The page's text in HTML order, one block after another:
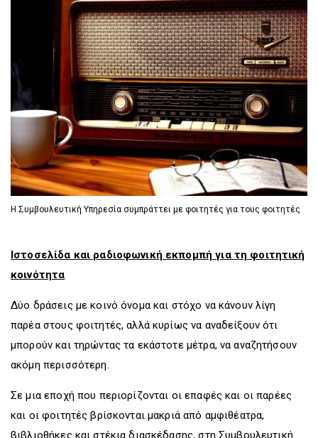
D
O
W
N
T
R
I
G
G
E
R
O
W
N
T
R
I
G
G
E
R
D
O
W
N
T
R
I
G
G
E
R
Η Συμβουλευτική Υπηρεσία συμπράττει με φοιτητές για τους φοιτητές
Ιστοσελίδα και ραδιοφωνική εκπομπή για τη φοιτητική
κοινότητα
Δύο δράσεις με κοινό όνομα και στόχο να κάνουν λίγη
παρέα στους φοιτητές, αλλά κυρίως να αναδείξουν ότι
μπορούν και τηρώντας τα εκάστοτε μέτρα, να αναζητήσουν
ακόμη περισσότερη.
Σε μια εποχή που περιορίζονται οι επαφές και οι παρέες
και οι φοιτητές βρίσκονται μακριά από αμφιθέατρα,
βιβλιοθήκες και στέκια διασκέδασης, στη Συμβουλευτική